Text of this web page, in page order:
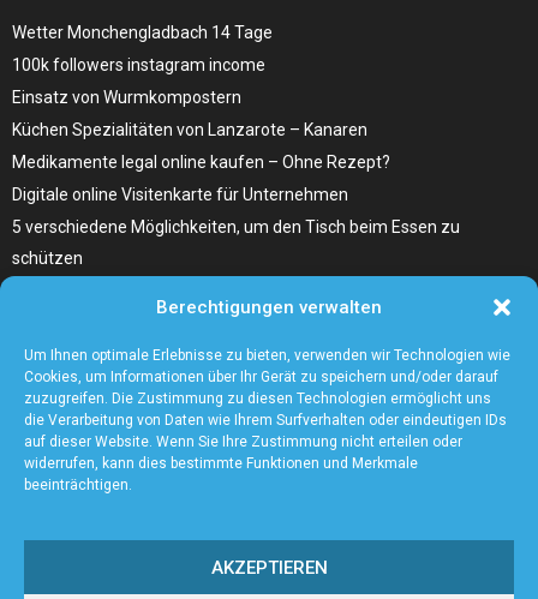
Berechtigungen verwalten
Um Ihnen optimale Erlebnisse zu bieten, verwenden wir Technologien wie
Cookies, um Informationen über Ihr Gerät zu speichern und/oder darauf
zuzugreifen. Die Zustimmung zu diesen Technologien ermöglicht uns
die Verarbeitung von Daten wie Ihrem Surfverhalten oder eindeutigen IDs
auf dieser Website. Wenn Sie Ihre Zustimmung nicht erteilen oder
widerrufen, kann dies bestimmte Funktionen und Merkmale
beeinträchtigen.
AKZEPTIEREN
Wetter Monchengladbach 14 Tage
100k followers instagram income
Einsatz von Wurmkompostern
Küchen Spezialitäten von Lanzarote – Kanaren
Medikamente legal online kaufen – Ohne Rezept?
Digitale online Visitenkarte für Unternehmen
5 verschiedene Möglichkeiten, um den Tisch beim Essen zu
schützen
Wählen Sie den richtigen Fleischzuschnitt, wie zum Beispiel
Hochrippe vom Rind für Ihr Gericht